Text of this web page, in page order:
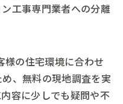
工事専門業者への分離
様の住宅環境に合わせ
、無料の現地調査を実
容に少しでも疑問や不